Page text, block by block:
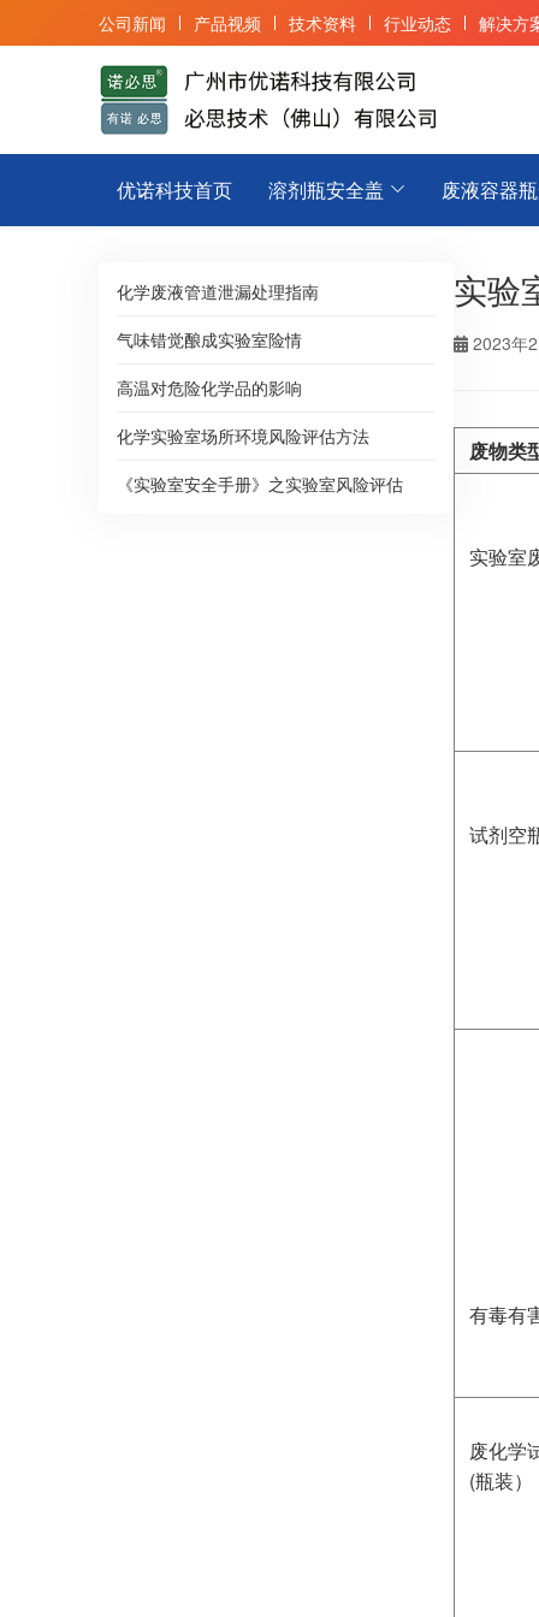
公司新闻 产品视频 技术资料 行业动态 解决方
优诺科技首页 溶剂瓶安全盖 废液容器
化学废液管道泄漏处理指南
气味错觉酿成实验室险情
高温对危险化学品的影响
化学实验室场所环境风险评估方法
《实验室安全手册》之实验室风险评估
实验
2023年
废物类
实验室
试剂空
有毒有
废化学
(瓶装）